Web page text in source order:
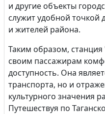
и другие объекты
служит удобной точкой
и жителей района.
Таким образом,
своим пассажирам
доступность. Она
транспорта, но и
культурного значения
Путешествуя по